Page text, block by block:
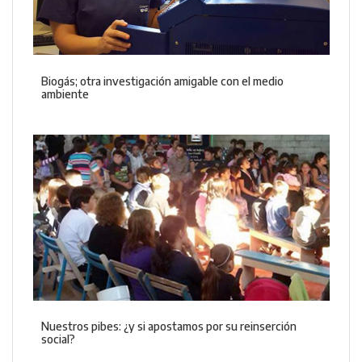
Biogás; otra investigación amigable con el medio
ambiente
Nuestros pibes: ¿y si apostamos por su reinserción
social?